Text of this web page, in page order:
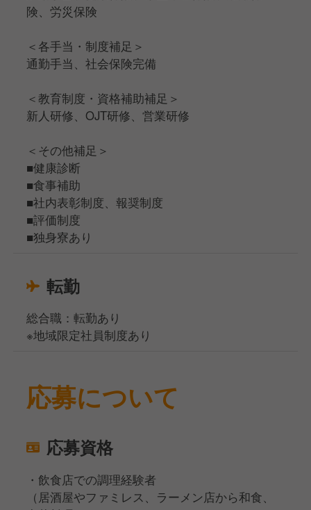
険、労災保険
＜各手当・制度補足＞
通勤手当、社会保険完備
＜教育制度・資格補助補足＞
新人研修、OJT研修、営業研修
＜その他補足＞
■健康診断
■食事補助
■社内表彰制度、報奨制度
■評価制度
■独身寮あり
転勤
総合職：転勤あり
※地域限定社員制度あり
応募について
応募資格
・飲食店での調理経験者
（居酒屋やファミレス、ラーメン店から和食、